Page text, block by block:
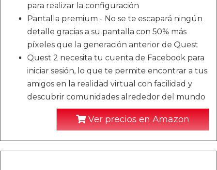
para realizar la configuración
Pantalla premium - No se te escapará ningún
detalle gracias a su pantalla con 50% más
píxeles que la generación anterior de Quest
Quest 2 necesita tu cuenta de Facebook para
iniciar sesión, lo que te permite encontrar a tus
amigos en la realidad virtual con facilidad y
descubrir comunidades alrededor del mundo
Ver precios en Amazon